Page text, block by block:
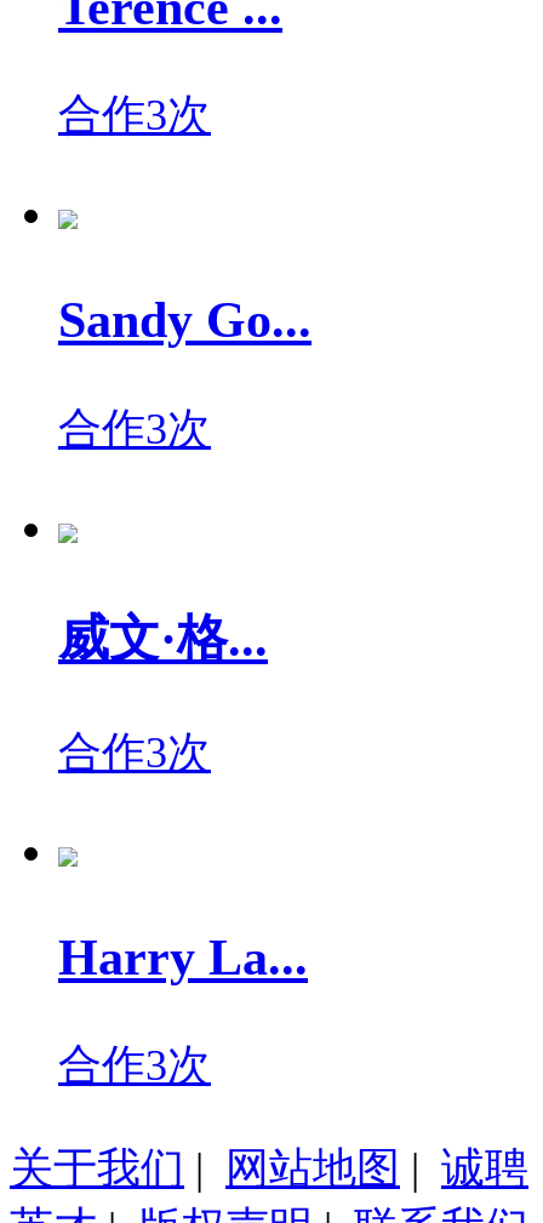
合作3次
Sandy Go...
合作3次
威文·格...
合作3次
Harry La...
合作3次
关于我们 | 网站地图 | 诚聘